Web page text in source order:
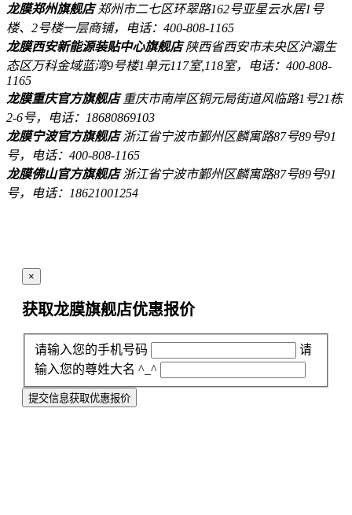
龙膜郑州旗舰店郑州市二七区环翠路162号亚星云水居1号
楼、2号楼一层商铺，电话：400-808-1165
龙膜西安新能源装贴中心旗舰店陕西省西安市未央区沪灞生
态区万科金域蓝湾9号楼1单元117室,118室，电话：400-808-
1165
龙膜重庆官方旗舰店重庆市南岸区铜元局街道风临路1号21栋
2-6号，电话：18680869103
龙膜宁波官方旗舰店浙江省宁波市鄞州区麟寓路87号89号91
号，电话：400-808-1165
龙膜佛山官方旗舰店浙江省宁波市鄞州区麟寓路87号89号91
号，电话：18621001254
×
获取龙膜旗舰店优惠报价
请输入您的手机号码
请
输入您的尊姓大名 ^_^
提交信息获取优惠报价